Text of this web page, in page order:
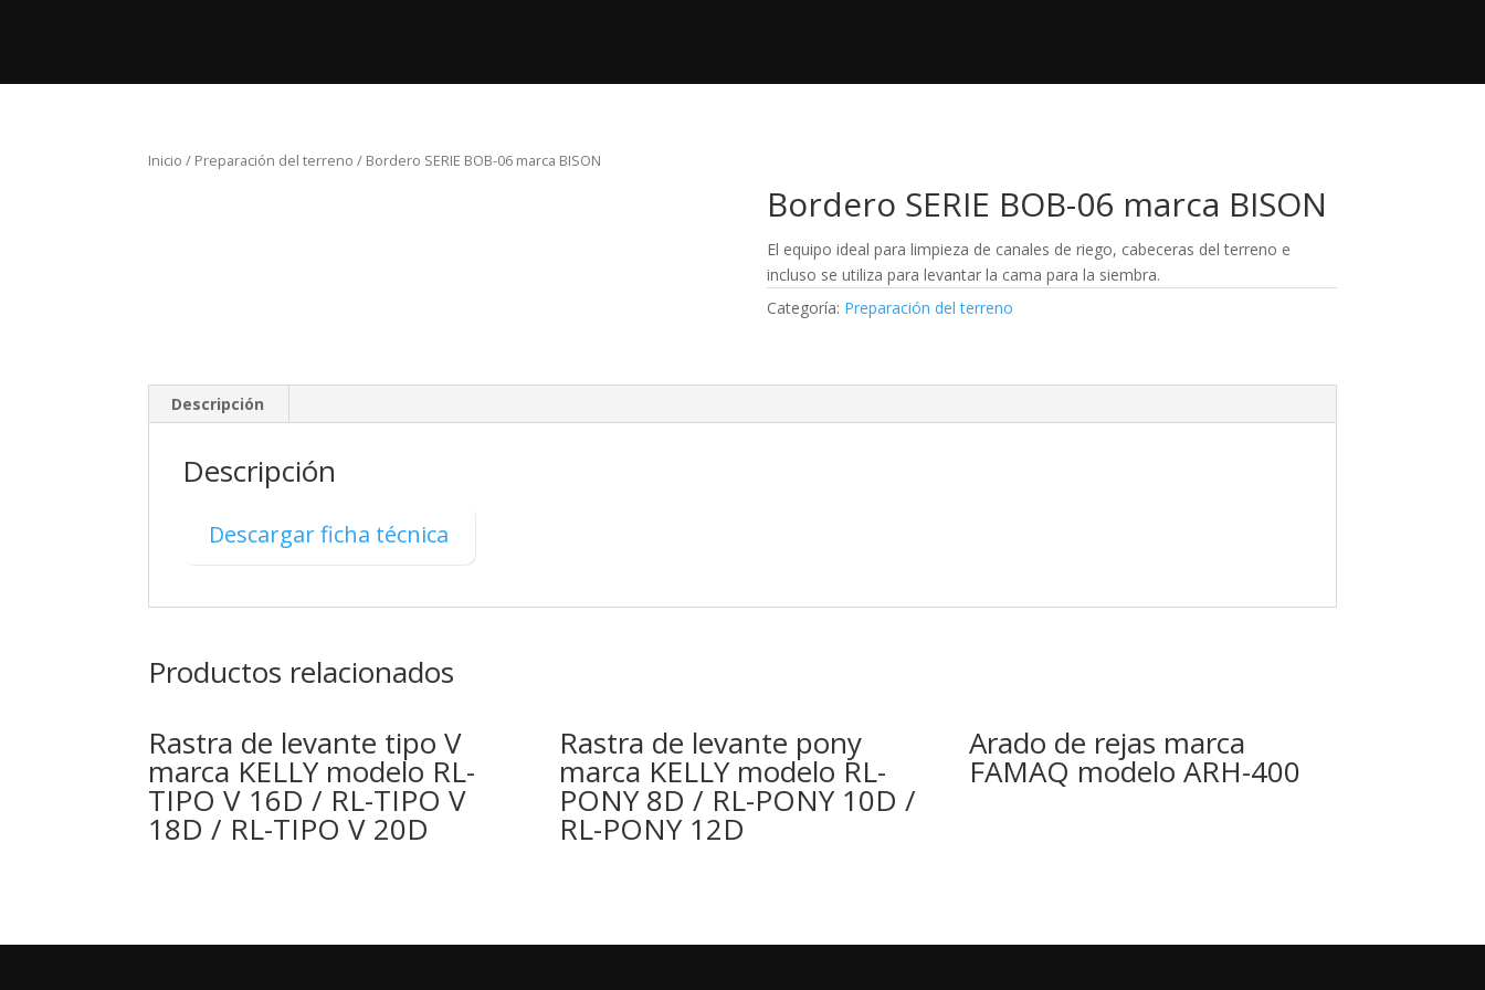
Inicio / Preparación del terreno / Bordero SERIE BOB-06 marca BISON
Bordero SERIE BOB-06 marca BISON
El equipo ideal para limpieza de canales de riego, cabeceras del terreno e
incluso se utiliza para levantar la cama para la siembra.
Categoría: Preparación del terreno
Descripción
Descripción
Descargar ficha técnica
Productos relacionados
Rastra de levante tipo V
marca KELLY modelo RL-
TIPO V 16D / RL-TIPO V
18D / RL-TIPO V 20D
Rastra de levante pony
marca KELLY modelo RL-
PONY 8D / RL-PONY 10D /
RL-PONY 12D
Arado de rejas marca
FAMAQ modelo ARH-400